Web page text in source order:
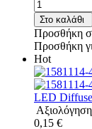
Στο καλάθι
Προσθήκη
Προσθήκη
Hot
LED
0,15 €